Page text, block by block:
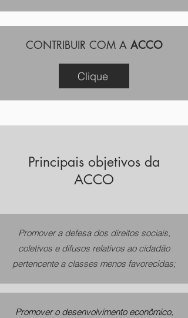
CONTRIBUIR COM A ACCO
Clique
Principais objetivos da
ACCO
Promover a defesa dos direitos sociais,
coletivos e difusos relativos ao cidadão
pertencente a classes menos favorecidas;
Promover o desenvolvimento econômico,